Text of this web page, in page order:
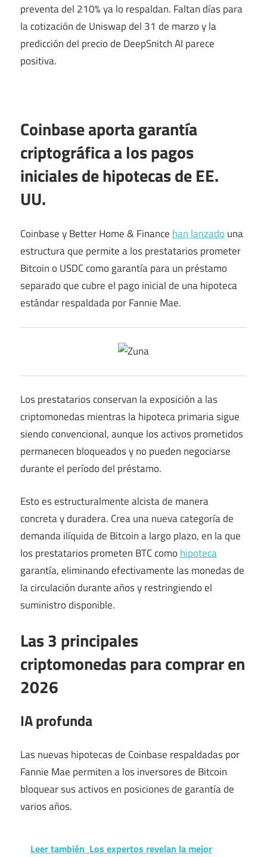
preventa del 210% ya lo respaldan. Faltan días para
la cotización de Uniswap del 31 de marzo y la
predicción del precio de DeepSnitch AI parece
positiva.
Coinbase aporta garantía
criptográfica a los pagos
iniciales de hipotecas de EE.
UU.
Coinbase y Better Home & Financehan lanzadouna
estructura que permite a los prestatarios prometer
Bitcoin o USDC como garantía para un préstamo
separado que cubre el pago inicial de una hipoteca
estándar respaldada por Fannie Mae.
Los prestatarios conservan la exposición a las
criptomonedas mientras la hipoteca primaria sigue
siendo convencional, aunque los activos prometidos
permanecen bloqueados y no pueden negociarse
durante el período del préstamo.
Esto es estructuralmente alcista de manera
concreta y duradera. Crea una nueva categoría de
demanda ilíquida de Bitcoin a largo plazo, en la que
los prestatarios prometen BTC como hipoteca
garantía, eliminando efectivamente las monedas de
la circulación durante años y restringiendo el
suministro disponible.
Las 3 principales
criptomonedas para comprar en
2026
IA profunda
Las nuevas hipotecas de Coinbase respaldadas por
Fannie Mae permiten a los inversores de Bitcoin
bloquear sus activos en posiciones de garantía de
varios años.
Leer también Los expertos revelan la mejor